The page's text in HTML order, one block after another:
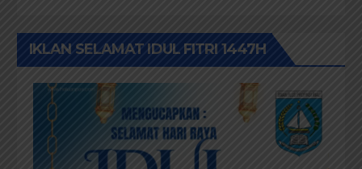
IKLAN SELAMAT IDUL FITRI 1447H